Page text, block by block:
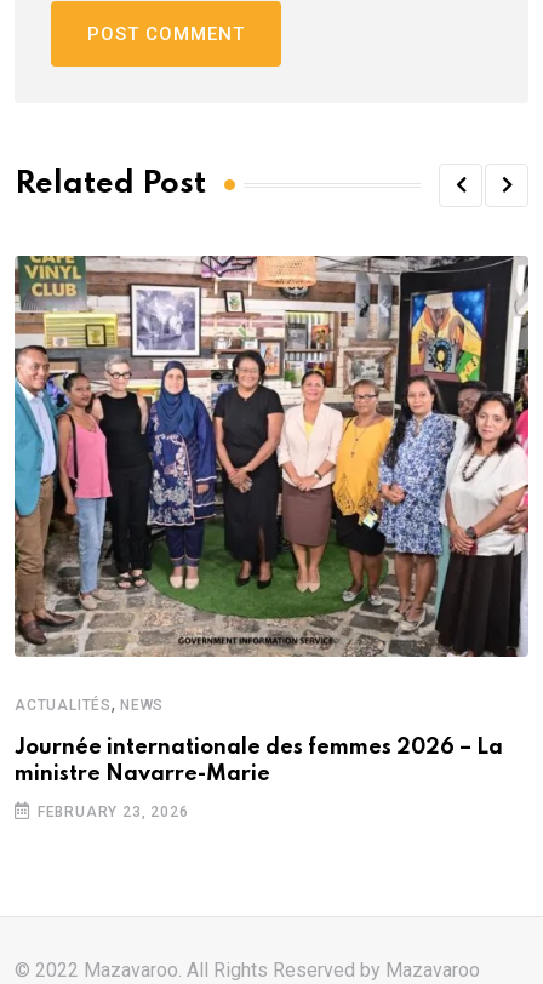
Related Post
ACTUALITÉS, NEWS
Journée internationale des femmes 2026 – La
ministre Navarre-Marie
FEBRUARY 23, 2026
© 2022 Mazavaroo. All Rights Reserved by Mazavaroo